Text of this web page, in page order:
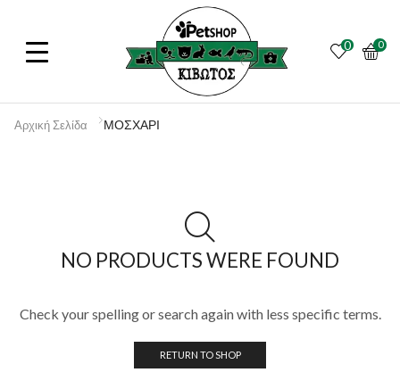
0 0
Αρχική Σελίδα ΜΟΣΧΑΡΙ
NO PRODUCTS WERE FOUND
Check your spelling or search again with less specific terms.
RETURN TO SHOP